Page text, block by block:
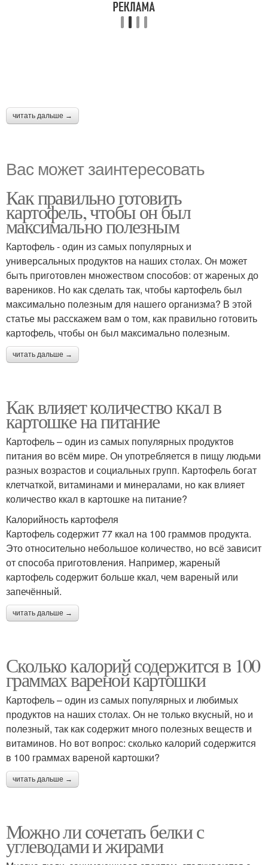
читать дальше →
Вас может заинтересовать
Как правильно готовить
картофель, чтобы он был
максимально полезным
Картофель - один из самых популярных и
универсальных продуктов на наших столах. Он может
быть приготовлен множеством способов: от жареных до
вареников. Но как сделать так, чтобы картофель был
максимально полезным для нашего организма? В этой
статье мы расскажем вам о том, как правильно готовить
картофель, чтобы он был максимально полезным.
читать дальше →
Как влияет количество ккал в
картошке на питание
Картофель – один из самых популярных продуктов
питания во всём мире. Он употребляется в пищу людьми
разных возрастов и социальных групп. Картофель богат
клетчаткой, витаминами и минералами, но как влияет
количество ккал в картошке на питание?
Калорийность картофеля
Картофель содержит 77 ккал на 100 граммов продукта.
Это относительно небольшое количество, но всё зависит
от способа приготовления. Например, жареный
картофель содержит больше ккал, чем вареный или
запечённый.
читать дальше →
Сколько калорий содержится в 100
граммах вареной картошки
Картофель – один из самых популярных и любимых
продуктов на наших столах. Он не только вкусный, но и
полезный, так как содержит много полезных веществ и
витаминов. Но вот вопрос: сколько калорий содержится
в 100 граммах вареной картошки?
читать дальше →
Можно ли сочетать белки с
углеводами и жирами